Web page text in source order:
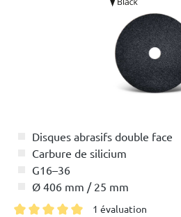
Disques abrasifs double face
Carbure de silicium
G16–36
Ø 406 mm / 25 mm
1 évaluation